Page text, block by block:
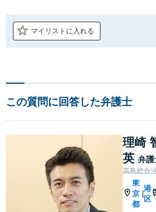
マイリストに入れる
この質問に回答した弁護士
理崎
英 弁護
高島総合
東
京
都
港
区